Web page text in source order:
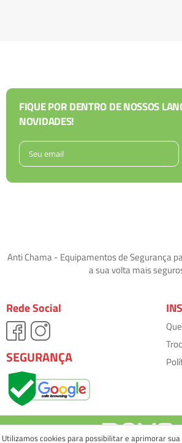
Utilizamos cookies para possibilitar e aprimorar
FIQUE POR DENTRO DE NOSSOS
NOVIDADES!
Anti Chama - Equipamentos de Segurança
a sua volta mais
Rede Social
SEGURANÇA